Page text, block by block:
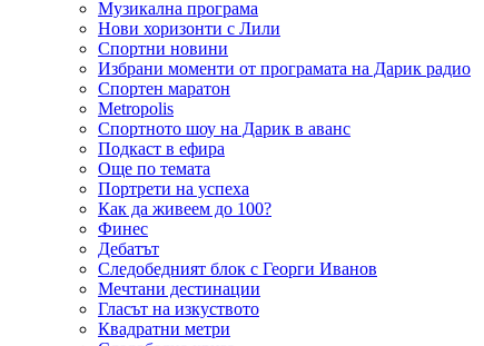
Музикална програма
Нови хоризонти с Лили
Спортни новини
Избрани моменти от програмата на Дарик радио
Спортен маратон
Metropolis
Спортното шоу на Дарик в аванс
Подкаст в ефира
Още по темата
Портрети на успеха
Как да живеем до 100?
Финес
Дебатът
Следобедният блок с Георги Иванов
Мечтани дестинации
Гласът на изкуството
Квадратни метри